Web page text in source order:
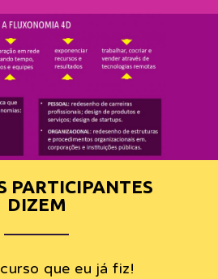
PARTICIPANTES
DIZEM
que eu já fiz!